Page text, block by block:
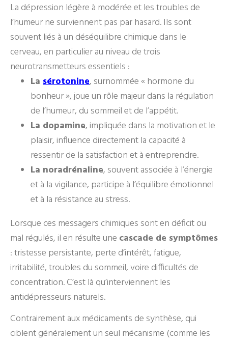
La dépression légère à modérée et les troubles de
l’humeur ne surviennent pas par hasard. Ils sont
souvent liés à un déséquilibre chimique dans le
cerveau, en particulier au niveau de trois
neurotransmetteurs essentiels :
La sérotonine, surnommée « hormone du
bonheur », joue un rôle majeur dans la régulation
de l’humeur, du sommeil et de l’appétit.
La dopamine, impliquée dans la motivation et le
plaisir, influence directement la capacité à
ressentir de la satisfaction et à entreprendre.
La noradrénaline, souvent associée à l’énergie
et à la vigilance, participe à l’équilibre émotionnel
et à la résistance au stress.
Lorsque ces messagers chimiques sont en déficit ou
mal régulés, il en résulte une cascade de symptômes
: tristesse persistante, perte d’intérêt, fatigue,
irritabilité, troubles du sommeil, voire difficultés de
concentration. C’est là qu’interviennent les
antidépresseurs naturels.
Contrairement aux médicaments de synthèse, qui
ciblent généralement un seul mécanisme (comme les